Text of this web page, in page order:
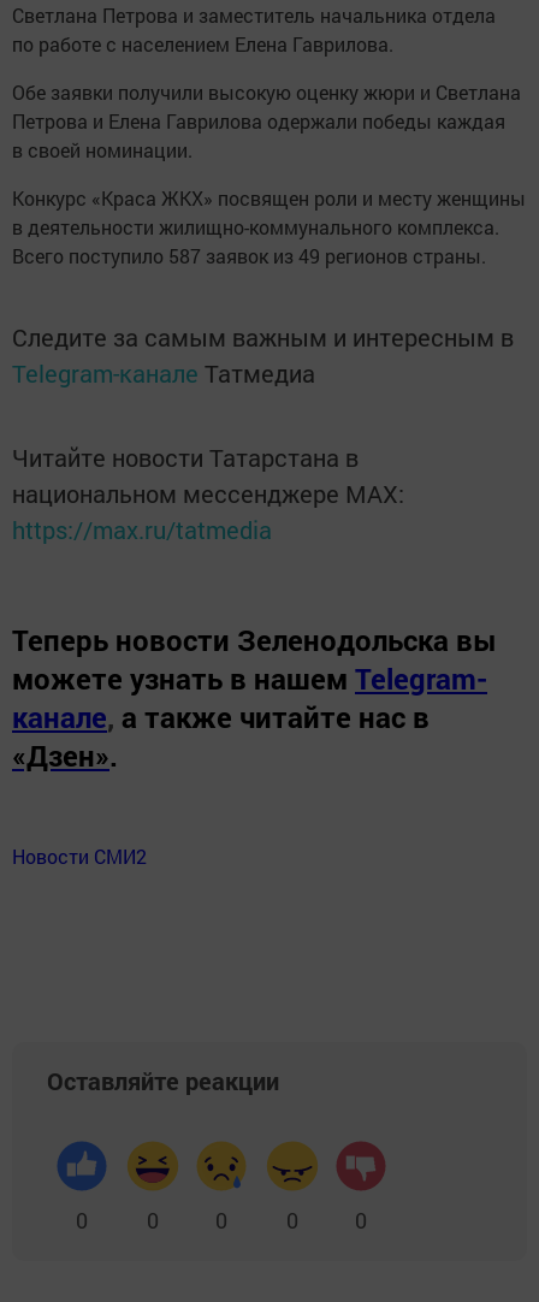
Светлана Петрова и заместитель начальника отдела
по работе с населением Елена Гаврилова.
Обе заявки получили высокую оценку жюри и Светлана
Петрова и Елена Гаврилова одержали победы каждая
в своей номинации.
Конкурс «Краса ЖКХ» посвящен роли и месту женщины
в деятельности жилищно-коммунального комплекса.
Всего поступило 587 заявок из 49 регионов страны.
Следите за самым важным и интересным в
Telegram-канале Татмедиа
Читайте новости Татарстана в
национальном мессенджере MАХ:
https://max.ru/tatmedia
Теперь новости Зеленодольска вы
можете узнать в нашем Telegram-
канале, а также читайте нас в
«Дзен».
Новости СМИ2
Оставляйте реакции
0 0 0 0 0